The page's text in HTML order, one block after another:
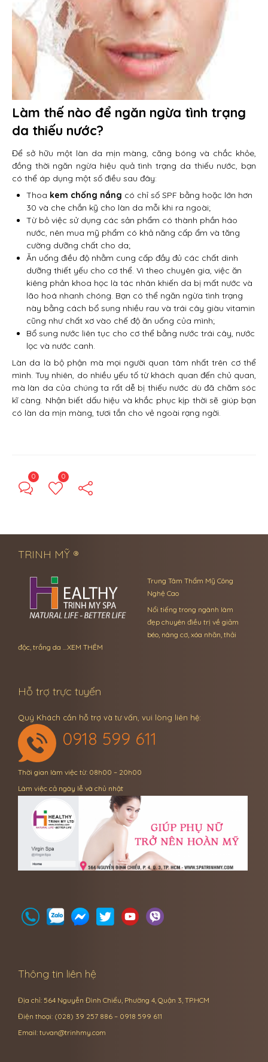
Làm thế nào để ngăn ngừa tình trạng
da thiếu nước?
Để sở hữu một làn da mịn màng, căng bóng và chắc khỏe,
đồng thời ngăn ngừa hiệu quả tình trạng da thiếu nước, bạn
có thể áp dụng một số điều sau đây:
Thoa kem chống nắng có chỉ số SPF bằng hoặc lớn hơn
30 và che chắn kỹ cho làn da mỗi khi ra ngoài;
Từ bỏ việc sử dụng các sản phẩm có thành phần háo
nước, nên mua mỹ phẩm có khả năng cấp ẩm và tăng
cường dưỡng chất cho da;
Ăn uống điều độ nhằm cung cấp đầy đủ các chất dinh
dưỡng thiết yếu cho cơ thể. Vì theo chuyên gia, việc ăn
kiêng phản khoa học là tác nhân khiến da bị mất nước và
lão hoá nhanh chóng. Bạn có thể ngăn ngừa tình trạng
này bằng cách bổ sung nhiều rau và trái cây giàu vitamin
cũng như chất xơ vào chế độ ăn uống của mình;
Bổ sung nước liên tục cho cơ thể bằng nước trái cây, nước
lọc và nước canh.
Làn da là bộ phận mà mọi người quan tâm nhất trên cơ thể
mình. Tuy nhiên, do nhiều yếu tố từ khách quan đến chủ quan,
mà làn da của chúng ta rất dễ bị thiếu nước dù đã chăm sóc
kĩ càng. Nhận biết dấu hiệu và khắc phục kịp thời sẽ giúp bạn
có làn da mịn màng, tươi tắn cho vẻ ngoài rạng ngời.
0 0
TRINH MỸ ®
Trung Tâm Thẩm Mỹ Công
Nghệ Cao
Nổi tiếng trong ngành làm
đẹp chuyên điều trị về giảm
béo, nâng cơ, xóa nhăn, thải
độc, trắng da …XEM THÊM
Hỗ trợ trực tuyến
Quý Khách cần hỗ trợ và tư vấn, vui lòng liên hệ:
0918 599 611
Thời gian làm việc từ: 08h00 – 20h00
Làm việc cả ngày lễ và chủ nhật
Thông tin liên hệ
Địa chỉ: 564 Nguyễn Đình Chiểu, Phường 4, Quận 3, TP.HCM
Điện thoại: (028) 39 257 886 – 0918 599 611
Email: tuvan@trinhmy.com